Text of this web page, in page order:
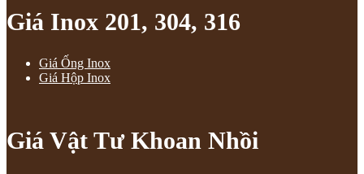
Giá Inox 201, 304, 316
Giá Ống Inox
Giá Hộp Inox
Giá Vật Tư Khoan Nhồi